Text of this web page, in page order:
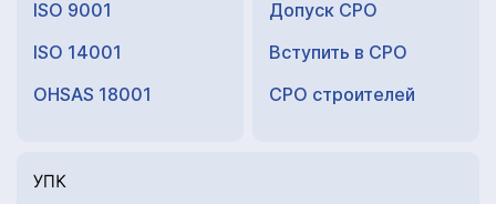
ISO 9001
ISO 14001
OHSAS 18001
Допуск СРО
Вступить в СРО
СРО строителей
УПК